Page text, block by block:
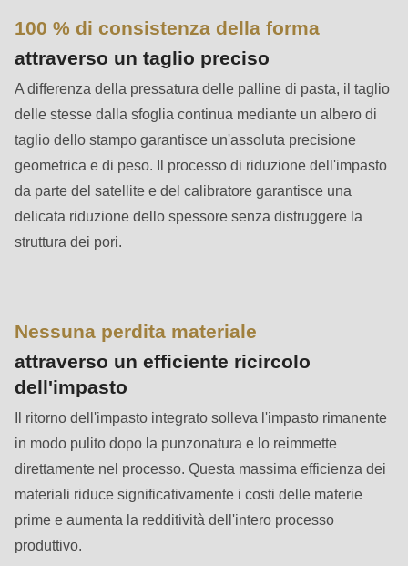
>Drupal\rondo_contact\
(line
597
of
modules/custom/rondo_contact/src/ContactService.php
Deprecated
function:
null
parameter
($string)
of
type
string
is
deprecated
100 % di consistenza della forma
attraverso un taglio preciso
A differenza della pressatura delle palline di pasta, il taglio
delle stesse dalla sfoglia continua mediante un albero di
taglio dello stampo garantisce un'assoluta precisione
geometrica e di peso. Il processo di riduzione dell'impasto
da parte del satellite e del calibratore garantisce una
delicata riduzione dello spessore senza distruggere la
struttura dei pori.
Nessuna perdita materiale
attraverso un efficiente ricircolo
dell'impasto
Il ritorno dell'impasto integrato solleva l'impasto rimanente
in modo pulito dopo la punzonatura e lo reimmette
direttamente nel processo. Questa massima efficienza dei
materiali riduce significativamente i costi delle materie
prime e aumenta la redditività dell'intero processo
produttivo.